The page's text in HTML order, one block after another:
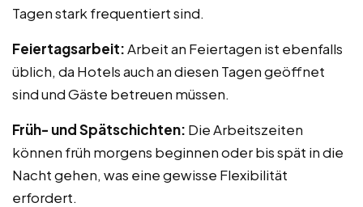
Tagen stark frequentiert sind.
Feiertagsarbeit:Arbeit an Feiertagen ist ebenfalls
üblich, da Hotels auch an diesen Tagen geöffnet
sind und Gäste betreuen müssen.
Früh- und Spätschichten: Die Arbeitszeiten
können früh morgens beginnen oder bis spät in die
Nacht gehen, was eine gewisse Flexibilität
erfordert.